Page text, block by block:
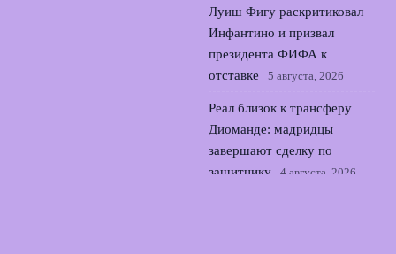
Луиш Фигу раскритиковал
Инфантино и призвал
президента ФИФА к
отставке
5 августа, 2026
Реал близок к трансферу
Диоманде: мадридцы
завершают сделку по
защитнику
4 августа, 2026